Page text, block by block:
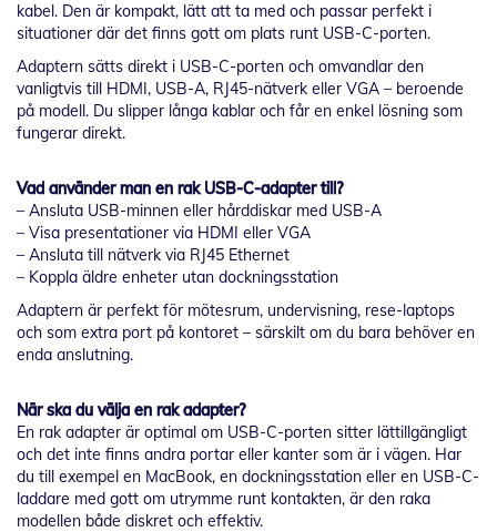
kabel. Den är kompakt, lätt att ta med och passar perfekt i
situationer där det finns gott om plats runt USB-C-porten.
Adaptern sätts direkt i USB-C-porten och omvandlar den
vanligtvis till HDMI, USB-A, RJ45-nätverk eller VGA – beroende
på modell. Du slipper långa kablar och får en enkel lösning som
fungerar direkt.
Vad använder man en rak USB-C-adapter till?
– Ansluta USB-minnen eller hårddiskar med USB-A
– Visa presentationer via HDMI eller VGA
– Ansluta till nätverk via RJ45 Ethernet
– Koppla äldre enheter utan dockningsstation
Adaptern är perfekt för mötesrum, undervisning, rese-laptops
och som extra port på kontoret – särskilt om du bara behöver en
enda anslutning.
När ska du välja en rak adapter?
En rak adapter är optimal om USB-C-porten sitter lättillgängligt
och det inte finns andra portar eller kanter som är i vägen. Har
du till exempel en MacBook, en dockningsstation eller en USB-C-
laddare med gott om utrymme runt kontakten, är den raka
modellen både diskret och effektiv.